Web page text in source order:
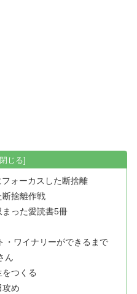
ォーカスした断捨離
捨離作戦
った愛読書5冊
・ワイナリーができるまで
ん
つくる
攻め